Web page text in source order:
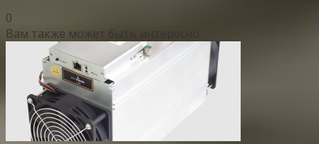
0
Вам также может быть интересно